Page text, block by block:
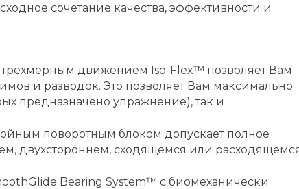
сочетание качества, эффективности и
трехмерным движением Iso-Flex™ позволяет Вам
и разводок. Это позволяет Вам максимально
предназначено упражнение), так и
поворотным блоком допускает полное
двухстороннем, сходящемся или
Bearing System™ c биомеханически